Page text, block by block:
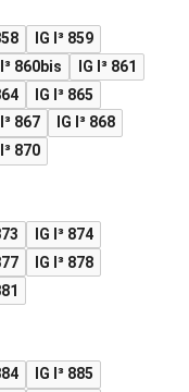
IG I³ 859
I³ 860bis
IG I³ 861
IG I³ 865
I³ 867
IG I³ 868
I³ 870
IG I³ 874
IG I³ 878
IG I³ 885